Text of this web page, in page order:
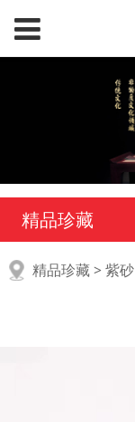
精品珍藏
紫砂
精品珍藏>紫砂